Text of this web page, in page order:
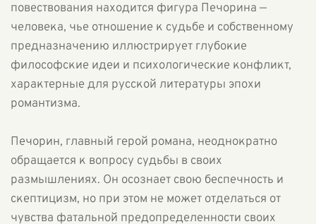
повествования находится фигура Печорина —
человека, чье отношение к судьбе и собственному
предназначению иллюстрирует глубокие
философские идеи и психологические конфликт,
характерные для русской литературы эпохи
романтизма.
Печорин, главный герой романа, неоднократно
обращается к вопросу судьбы в своих
размышлениях. Он осознает свою беспечность и
скептицизм, но при этом не может отделаться от
чувства фатальной предопределенности своих